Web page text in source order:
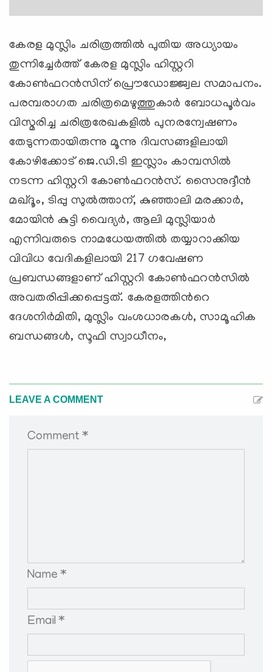
കേരള മുസ്ലിം ചരിത്രത്തില്‍ പുതിയ അധ്യായം
തുന്നിച്ചേര്‍ത്ത് കേരള മുസ്ലിം ഹിസ്റ്ററി
കോണ്‍ഫറന്‍സിന് പ്രൌഡോജ്ജ്വല സമാപനം.
പരമ്പരാഗത ചരിത്രമെഴുത്തുകാര്‍ ബോധപൂര്‍വം
വിസ്മരിച്ച ചരിത്രരേഖകളില്‍ പുനരന്വേഷണം
തേടുന്നതായിരുന്നു മൂന്നു ദിവസങ്ങളിലായി
കോഴിക്കോട് ജെ.ഡി.ടി ഇസ്ലാം കാമ്പസില്‍
നടന്ന ഹിസ്റ്ററി കോണ്‍ഫറന്‍സ്. സൈനുദ്ദീന്‍
മഖ്ദൂം, ടിപ്പു സുല്‍ത്താന്, കുഞ്ഞാലി മരക്കാര്‍,
മോയിന്‍ കുട്ടി വൈദ്യര്‍, ആലി മുസ്ലിയാര്‍
എന്നിവരുടെ നാമധേയത്തില്‍ തയ്യാറാക്കിയ
വിവിധ വേദികളിലായി 217 ഗവേഷണ
പ്രബന്ധങ്ങളാണ് ഹിസ്റ്ററി കോണ്‍ഫറന്‍സില്‍
അവതരിപ്പിക്കപ്പെട്ടത്. കേരളത്തിന്‍റെ
ദേശനിര്‍മിതി, മുസ്ലിം വംശധാരകള്‍, സാമൂഹിക
ബന്ധങ്ങള്‍, സൂഫി സ്വാധീനം,
LEAVE A COMMENT
Comment *
Name *
Email *